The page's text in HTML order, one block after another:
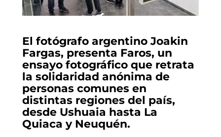
El fotógrafo argentino Joakin
Fargas, presenta Faros, un
ensayo fotográfico que retrata
la solidaridad anónima de
personas comunes en
distintas regiones del país,
desde Ushuaia hasta La
Quiaca y Neuquén.